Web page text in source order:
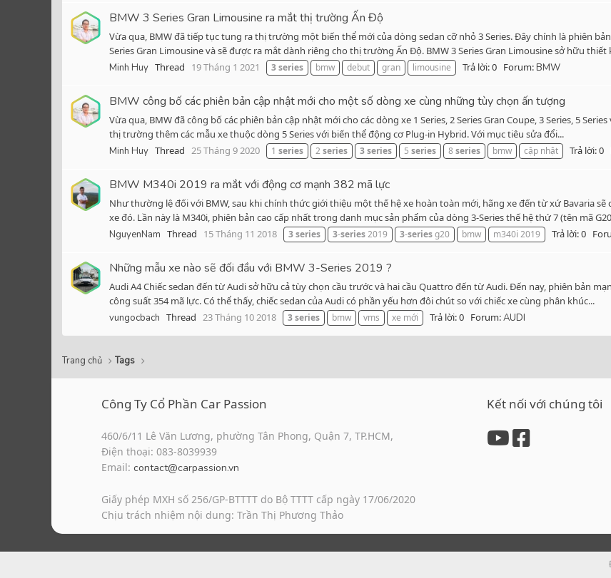
BMW 3 Series Gran Limousine ra mắt thị trường Ấn Độ
Vừa qua, BMW đã tiếp tục tung ra thị trường một biến thể mới của dòng sedan cỡ nhỏ 3 Series. Đây chính là phiên
Series Gran Limousine và sẽ được ra mắt dành riêng cho thị trường Ấn Độ. BMW 3 Series Gran Limousine sở hữu thiết
Minh Huy Thread 19 Tháng 1 2021 3series bmw debut gran limousine Trả lời: 0 Forum:BMW
BMW công bố các phiên bản cập nhật mới cho một số dòng xe cùng những tùy chọn ấn tượng
Vừa qua, BMW đã công bố các phiên bản cập nhật mới cho các dòng xe 1 Series, 2 Series Gran Coupe, 3 Series, 5
thị trường thêm các mẫu xe thuộc dòng 5 Series với biến thể động cơ Plug-in Hybrid. Với mục tiêu sửa đổi...
Minh Huy Thread 25 Tháng 9 2020 1 series 2 series 3series 5 series 8series bmw cập nhật Trả lời: 0
BMW M340i 2019 ra mắt với động cơ mạnh 382 mã lực
Như thường lệ đối với BMW, sau khi chính thức giới thiệu một thế hệ xe hoàn toàn mới, hãng xe đến từ xứ Bavaria
xe đó. Lần này là M340i, phiên bản cao cấp nhất trong danh mục sản phẩm của dòng 3-Series thế hệ thứ 7 (tên mã
NguyenNam Thread 15 Tháng 11 2018 3series 3-series2019 3-seriesg20 bmw m340i 2019 Trả lời: 0
Những mẫu xe nào sẽ đối đầu với BMW 3-Series 2019 ?
Audi A4 Chiếc sedan đến từ Audi sở hữu cả tùy chọn cầu trước và hai cầu Quattro đến từ Audi. Đến nay, phiên bản
công suất 354 mã lực. Có thể thấy, chiếc sedan của Audi có phần yếu hơn đôi chút so với chiếc xe cùng phân khúc...
vungocbach Thread 23 Tháng 10 2018 3series bmw vms xe mới Trả lời: 0 Forum:AUDI
Trang chủ Tags
Công Ty Cổ Phần Car Passion
460/6/11 Lê Văn Lương, phường Tân Phong, Quận 7, TP.HCM,
Điện thoại: 083-8039939
Email: contact@carpassion.vn
Giấy phép MXH số 256/GP-BTTTT do Bộ TTTT cấp ngày 17/06/2020
Chịu trách nhiệm nội dung: Trần Thị Phương Thảo
Kết nối với chúng tôi